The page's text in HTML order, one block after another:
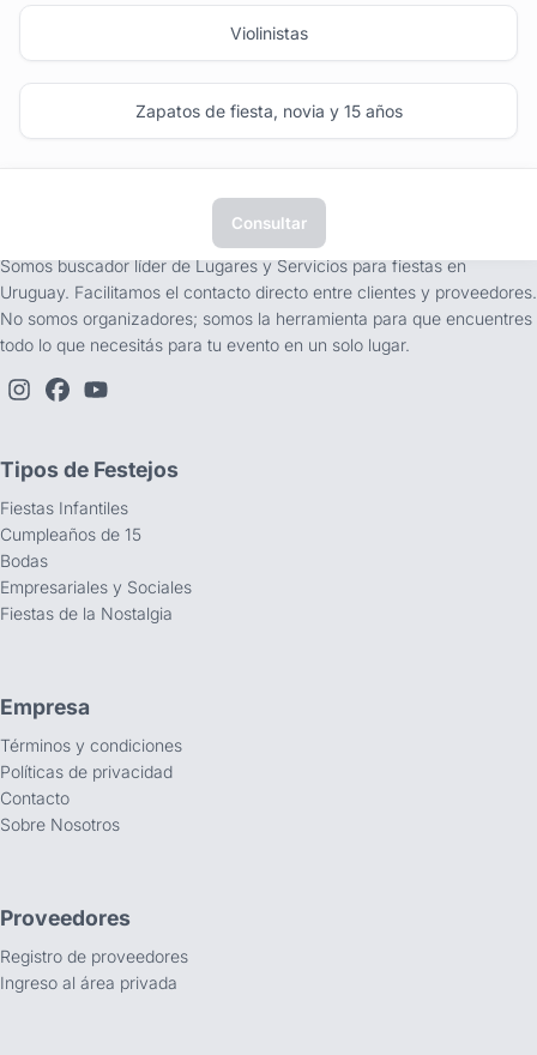
Violinistas
Zapatos de fiesta, novia y 15 años
Consultar
Somos buscador líder de Lugares y Servicios para fiestas en
Uruguay. Facilitamos el contacto directo entre clientes y proveedores.
No somos organizadores; somos la herramienta para que encuentres
todo lo que necesitás para tu evento en un solo lugar.
Tipos de Festejos
Fiestas Infantiles
Cumpleaños de 15
Bodas
Empresariales y Sociales
Fiestas de la Nostalgia
Empresa
Términos y condiciones
Políticas de privacidad
Contacto
Sobre Nosotros
Proveedores
Registro de proveedores
Ingreso al área privada